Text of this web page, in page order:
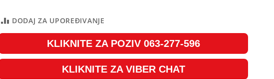
DODAJ ZA UPOREĐIVANJE
KLIKNITE ZA POZIV 063-277-596
KLIKNITE ZA VIBER CHAT